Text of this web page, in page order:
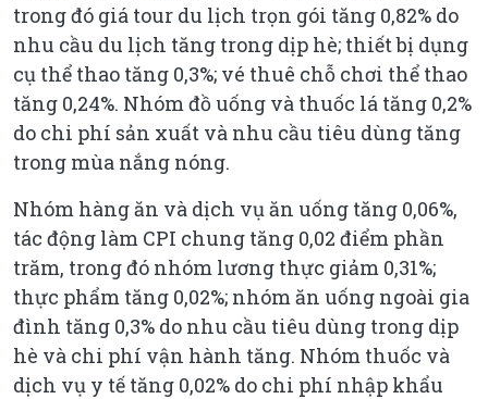
trong đó giá tour du lịch trọn gói tăng 0,82% do
nhu cầu du lịch tăng trong dịp hè; thiết bị dụng
cụ thể thao tăng 0,3%; vé thuê chỗ chơi thể thao
tăng 0,24%. Nhóm đồ uống và thuốc lá tăng 0,2%
do chi phí sản xuất và nhu cầu tiêu dùng tăng
trong mùa nắng nóng.
Nhóm hàng ăn và dịch vụ ăn uống tăng 0,06%,
tác động làm CPI chung tăng 0,02 điểm phần
trăm, trong đó nhóm lương thực giảm 0,31%;
thực phẩm tăng 0,02%; nhóm ăn uống ngoài gia
đình tăng 0,3% do nhu cầu tiêu dùng trong dịp
hè và chi phí vận hành tăng. Nhóm thuốc và
dịch vụ y tế tăng 0,02% do chi phí nhập khẩu